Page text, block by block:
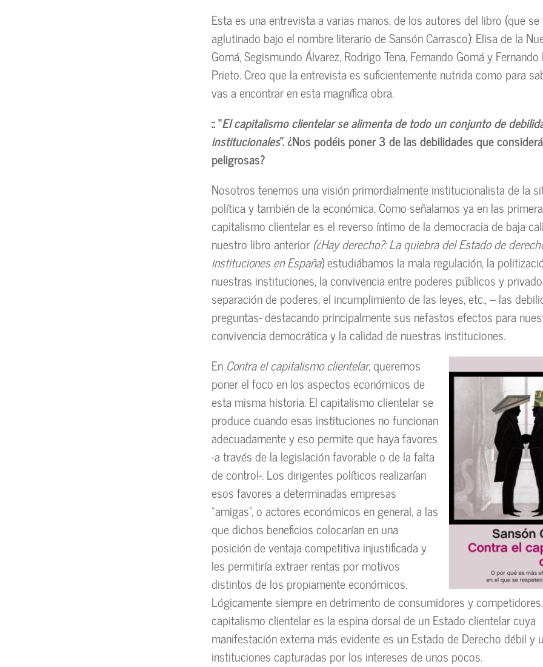
Esta es una entrevista a varias manos, de los autores del libro (que
aglutinado bajo el nombre literario de Sansón Carrasco): Elisa de la
Gomá, Segismundo Álvarez, Rodrigo Tena, Fernando Gomá y
Prieto. Creo que la entrevista es suficientemente nutrida como para
vas a encontrar en esta magnífica obra.
:: “El capitalismo clientelar se alimenta de todo un conjunto de
institucionales”. ¿Nos podéis poner 3 de las debilidades que
peligrosas?
Nosotros tenemos una visión primordialmente institucionalista de la
política y también de la económica. Como señalamos ya en las
capitalismo clientelar es el reverso íntimo de la democracia de baja
nuestro libro anterior (¿Hay derecho?: La quiebra del Estado de
instituciones en España) estudiábamos la mala regulación, la
nuestras instituciones, la convivencia entre poderes públicos y
separación de poderes, el incumplimiento de las leyes, etc., – las
preguntas- destacando principalmente sus nefastos efectos para
convivencia democrática y la calidad de nuestras instituciones.
En Contra el capitalismo clientelar, queremos
poner el foco en los aspectos económicos de
esta misma historia. El capitalismo clientelar se
produce cuando esas instituciones no funcionan
adecuadamente y eso permite que haya favores
-a través de la legislación favorable o de la falta
de control-. Los dirigentes políticos realizarían
esos favores a determinadas empresas
“amigas”, o actores económicos en general, a las
que dichos beneficios colocarían en una
posición de ventaja competitiva injustificada y
les permitiría extraer rentas por motivos
distintos de los propiamente económicos.
Lógicamente siempre en detrimento de consumidores y
capitalismo clientelar es la espina dorsal de un Estado clientelar cuya
manifestación externa más evidente es un Estado de Derecho débil y
instituciones capturadas por los intereses de unos pocos.